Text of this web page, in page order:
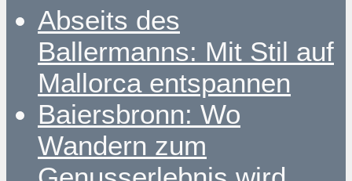
Abseits des
Ballermanns: Mit Stil auf
Mallorca entspannen
Baiersbronn: Wo
Wandern zum